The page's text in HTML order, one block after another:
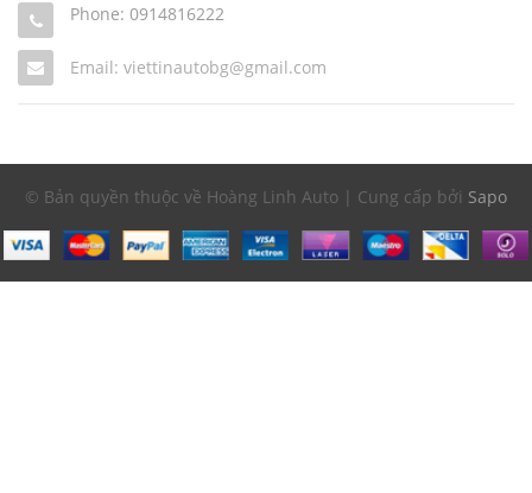
Phone: 0914816222
Email: viettinautobg@gmail.com
© Bản quyền thuộc về Hoàng Linh Auto | Cung cấp bởi Sapo